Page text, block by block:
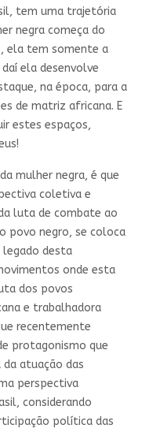
tem uma trajetória
negra começa do
ela tem somente a
ela desenvolve
na época, para a
de matriz africana. E
estes espaços,
mulher negra, é que
coletiva e
luta de combate ao
povo negro, se coloca
legado desta
onde esta
dos povos
e trabalhadora
recentemente
protagonismo que
atuação das
perspectiva
considerando
política das